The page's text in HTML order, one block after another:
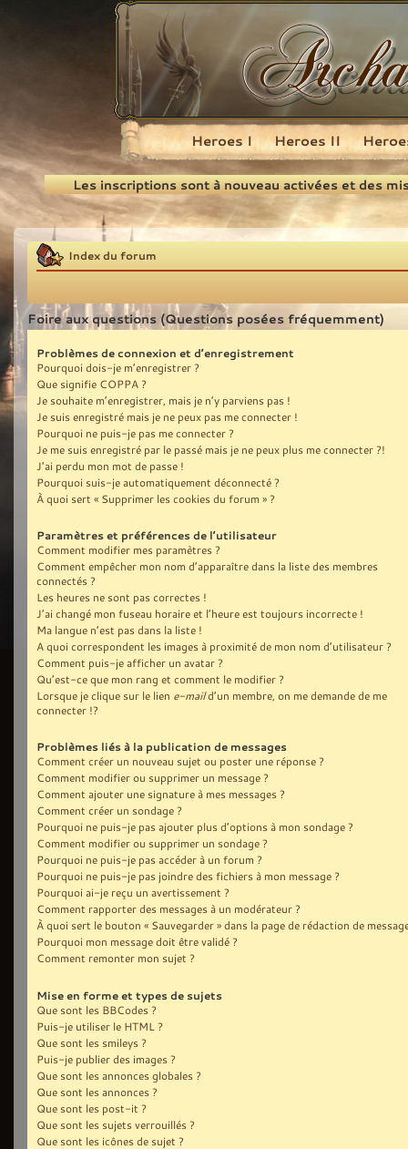
Recherche
Heroes I Heroes II
Les inscriptions sont à nouveau activées et des
Index du forum
Foire aux questions (Questions posées fréquemment)
Problèmes de connexion et d’enregistrement
Pourquoi dois-je m’enregistrer ?
Que signifie COPPA ?
Je souhaite m’enregistrer, mais je n’y parviens pas !
Je suis enregistré mais je ne peux pas me connecter !
Pourquoi ne puis-je pas me connecter ?
Je me suis enregistré par le passé mais je ne peux plus me connecter ?!
J’ai perdu mon mot de passe !
Pourquoi suis-je automatiquement déconnecté ?
À quoi sert « Supprimer les cookies du forum » ?
Paramètres et préférences de l’utilisateur
Comment modifier mes paramètres ?
Comment empêcher mon nom d’apparaître dans la liste des membres
connectés ?
Les heures ne sont pas correctes !
J’ai changé mon fuseau horaire et l’heure est toujours incorrecte !
Ma langue n’est pas dans la liste !
A quoi correspondent les images à proximité de mon nom d’utilisateur ?
Comment puis-je afficher un avatar ?
Qu’est-ce que mon rang et comment le modifier ?
Lorsque je clique sur le lien e-maild’un membre, on me demande de me
connecter !?
Problèmes liés à la publication de messages
Comment créer un nouveau sujet ou poster une réponse ?
Comment modifier ou supprimer un message ?
Comment ajouter une signature à mes messages ?
Comment créer un sondage ?
Pourquoi ne puis-je pas ajouter plus d’options à mon sondage ?
Comment modifier ou supprimer un sondage ?
Pourquoi ne puis-je pas accéder à un forum ?
Pourquoi ne puis-je pas joindre des fichiers à mon message ?
Pourquoi ai-je reçu un avertissement ?
Comment rapporter des messages à un modérateur ?
À quoi sert le bouton « Sauvegarder » dans la page de rédaction de
Pourquoi mon message doit être validé ?
Comment remonter mon sujet ?
Mise en forme et types de sujets
Que sont les BBCodes ?
Puis-je utiliser le HTML ?
Que sont les smileys ?
Puis-je publier des images ?
Que sont les annonces globales ?
Que sont les annonces ?
Que sont les post-it ?
Que sont les sujets verrouillés ?
Que sont les icônes de sujet ?